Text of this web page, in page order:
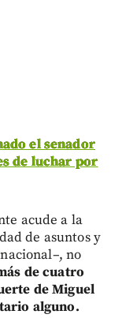
el senador
de luchar por
acude a la
de asuntos y
no
de cuatro
de Miguel
alguno.